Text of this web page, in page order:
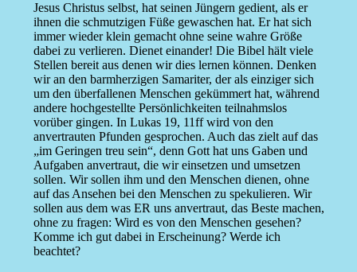
Jesus Christus selbst, hat seinen Jüngern gedient, als er
ihnen die schmutzigen Füße gewaschen hat. Er hat sich
immer wieder klein gemacht ohne seine wahre Größe
dabei zu verlieren. Dienet einander! Die Bibel hält viele
Stellen bereit aus denen wir dies lernen können. Denken
wir an den barmherzigen Samariter, der als einziger sich
um den überfallenen Menschen gekümmert hat, während
andere hochgestellte Persönlichkeiten teilnahmslos
vorüber gingen. In Lukas 19, 11ff wird von den
anvertrauten Pfunden gesprochen. Auch das zielt auf das
„im Geringen treu sein“, denn Gott hat uns Gaben und
Aufgaben anvertraut, die wir einsetzen und umsetzen
sollen. Wir sollen ihm und den Menschen dienen, ohne
auf das Ansehen bei den Menschen zu spekulieren. Wir
sollen aus dem was ER uns anvertraut, das Beste machen,
ohne zu fragen: Wird es von den Menschen gesehen?
Komme ich gut dabei in Erscheinung? Werde ich
beachtet?